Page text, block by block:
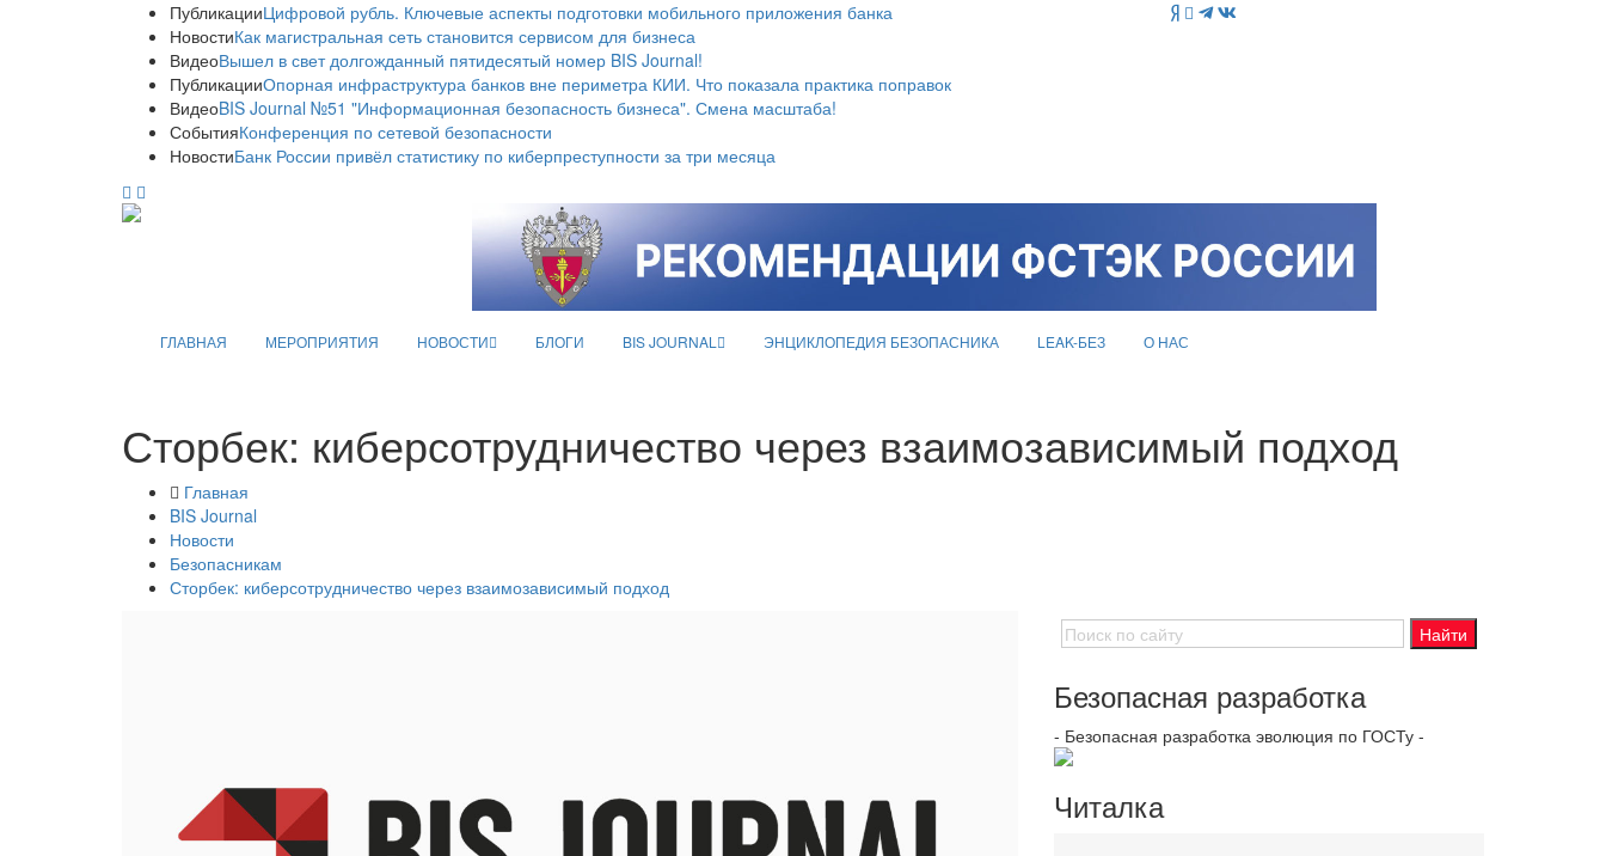
ПубликацииЦифровой рубль. Ключевые аспекты подготовки мобильного приложения банка
НовостиКак магистральная сеть становится сервисом для бизнеса
ВидеоВышел в свет долгожданный пятидесятый номер BIS Journal!
ПубликацииОпорная инфраструктура банков вне периметра КИИ. Что показала практика поправок
ВидеоBIS Journal №51 "Информационная безопасность бизнеса". Смена масштаба!
СобытияКонференция по сетевой безопасности
НовостиБанк России привёл статистику по киберпреступности за три месяца
ГЛАВНАЯ МЕРОПРИЯТИЯ НОВОСТИ БЛОГИ BIS JOURNAL ЭНЦИКЛОПЕДИЯ БЕЗОПАСНИКА LEAK-БЕЗ О НАС
Сторбек: киберсотрудничество через взаимозависимый подход
Главная
BIS Journal
Новости
Безопасникам
Сторбек: киберсотрудничество через взаимозависимый подход
Безопасная разработка
- Безопасная разработка эволюция по ГОСТу -
Читалка